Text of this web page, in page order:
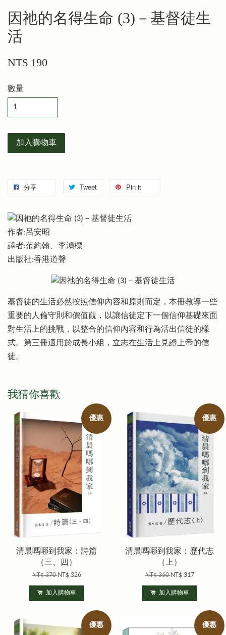
因祂的名得生命 (3)－基督徒生
活
NT$ 190
數量
加入購物車
分享 Tweet Pin it
作者:呂安昭
譯者:范約翰、李鴻標
出版社:香港道聲
基督徒的生活必然按照信仰內容和原則而定，本冊教導一些
重要的人倫守則和價值觀，以讓信徒定下一個信仰基礎來面
對生活上的挑戰，以整合的信仰內容和行為活出信徒的樣
式。第三冊適用於成長小組，立志在生活上見證上帝的信
徒。
我猜你喜歡
優惠
清晨嗎哪到我家：詩篇
（三、四）
NT$ 370NT$ 326
加入購物車
優惠
清晨嗎哪到我家：歷代志
（上）
NT$ 360NT$ 317
加入購物車
優惠 優惠